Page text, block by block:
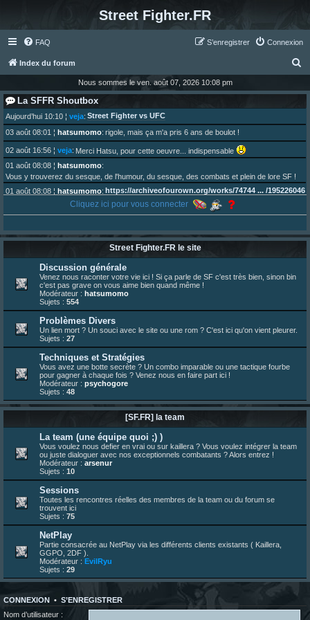
Street Fighter.FR
FAQ Connexion
S’enregistrer
Index du forum
c
e
Nous sommes le ven. août 07, 2026 10:08 pm
La SFFR Shoutbox
Aujourd’hui 10:10 ¦ veja: Street Fighter vs UFC
03 août 08:01 ¦ hatsumomo: rigole, mais ça m'a pris 6 ans de boulot !
02 août 16:56 ¦ veja: Merci Hatsu, pour cette oeuvre... indispensable
01 août 08:08 ¦ hatsumomo:
Vous y trouverez du sesque, de l'humour, du sesque, des combats et plein de lore SF !
01 août 08:08 ¦ hatsumomo: https://archiveofourown.org/works/74744 ... /195226046
hatsumomo :
Aujourd'hui, c'est le yaoi day. Pour la peine je reposte ma dernière fic.
30 juil. 07:22¦hatsumomo:
Un futur indispensable :https://x.com/preterniadotcom/status/20 ... 8820352079
26 juil. 22:09¦hatsumomo:bio de Alex en ligne les gens !
13 juil. 09:53¦hatsumomo:
bonjour les amis, je viens de poster ma 1e review de figurine !
23 juin 10:36¦indy:une très chouette SFFR shoutbox !
23 juin 07:30
hatsumomo
23 juin 07:26¦hatsumomo :shoutbox réinitialisée
22 juin 12:27¦indy:Yo !
22 juin 08:49¦veja:Yo
Cliquez ici pour vous connecter
Street Fighter.FR le site
Discussion générale
Venez nous raconter votre vie ici ! Si ça parle de SF c'est très bien, sinon bin
c'est pas grave on vous aime bien quand même !
Modérateur : hatsumomo
Sujets : 554
Problèmes Divers
Un lien mort ? Un souci avec le site ou une rom ? C'est ici qu'on vient pleurer.
Sujets : 27
Techniques et Stratégies
Vous avez une botte secrète ? Un combo imparable ou une tactique fourbe
pour gagner à chaque fois ? Venez nous en faire part ici !
Modérateur : psychogore
Sujets : 48
[SF.FR] la team
La team (une équipe quoi ;) )
Vous voulez nous defier en vrai ou sur kaillera ? Vous voulez intégrer la team
ou juste dialoguer avec nos exceptionnels combatants ? Alors entrez !
Modérateur : arsenur
Sujets : 10
Sessions
Toutes les rencontres réelles des membres de la team ou du forum se
trouvent ici
Sujets : 75
NetPlay
Partie consacrée au NetPlay via les différents clients existants ( Kaillera,
GGPO, 2DF ).
Modérateur : EvilRyu
Sujets : 29
CONNEXION • S’ENREGISTRER
Nom d’utilisateur :